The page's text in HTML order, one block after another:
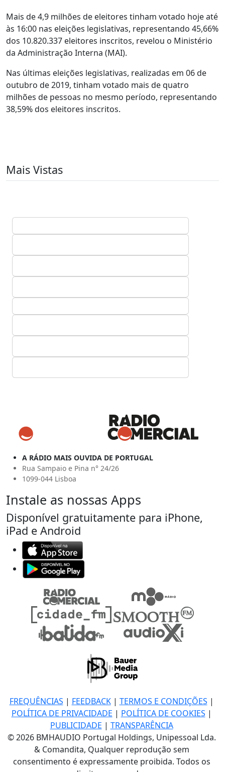
Mais de 4,9 milhões de eleitores tinham votado hoje até
às 16:00 nas eleições legislativas, representando 45,66%
dos 10.820.337 eleitores inscritos, revelou o Ministério
da Administração Interna (MAI).
Nas últimas eleições legislativas, realizadas em 06 de
outubro de 2019, tinham votado mais de quatro
milhões de pessoas no mesmo período, representando
38,59% dos eleitores inscritos.
Mais Vistas
A RÁDIO MAIS OUVIDA DE PORTUGAL
Rua Sampaio e Pina n° 24/26
1099-044 Lisboa
Instale as nossas Apps
Disponível gratuitamente para iPhone,
iPad e Android
FREQUÊNCIAS | FEEDBACK| TERMOS E CONDIÇÕES |
POLÍTICA DE PRIVACIDADE | POLÍTICA DE COOKIES |
PUBLICIDADE | TRANSPARÊNCIA
© 2026 BMHAUDIO Portugal Holdings, Unipessoal Lda.
& Comandita, Qualquer reprodução sem
consentimento é expressamente proibida. Todos os